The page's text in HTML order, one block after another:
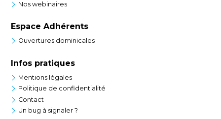
Nos webinaires
Espace Adhérents
Ouvertures dominicales
Infos pratiques
Mentions légales
Politique de confidentialité
Contact
Un bug à signaler ?